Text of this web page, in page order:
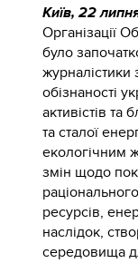
Київ, 22
Організації
було
обізнаності
активістів та
та сталої
екологічним
змін щодо
ресурсів,
наслідок,
середовища